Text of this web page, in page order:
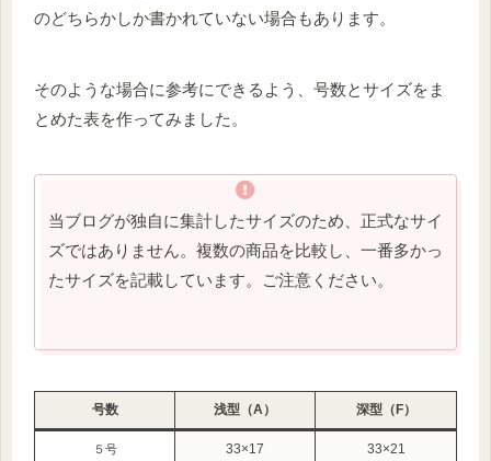
のどちらかしか書かれていない場合もあります。
そのような場合に参考にできるよう、号数とサイズをま
とめた表を作ってみました。
当ブログが独自に集計したサイズのため、正式なサイ
ズではありません。複数の商品を比較し、一番多かっ
たサイズを記載しています。ご注意ください。
号数 浅型（A） 深型（F）
５号 33×17 33×21